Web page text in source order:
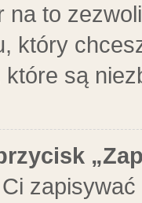
to
który
są